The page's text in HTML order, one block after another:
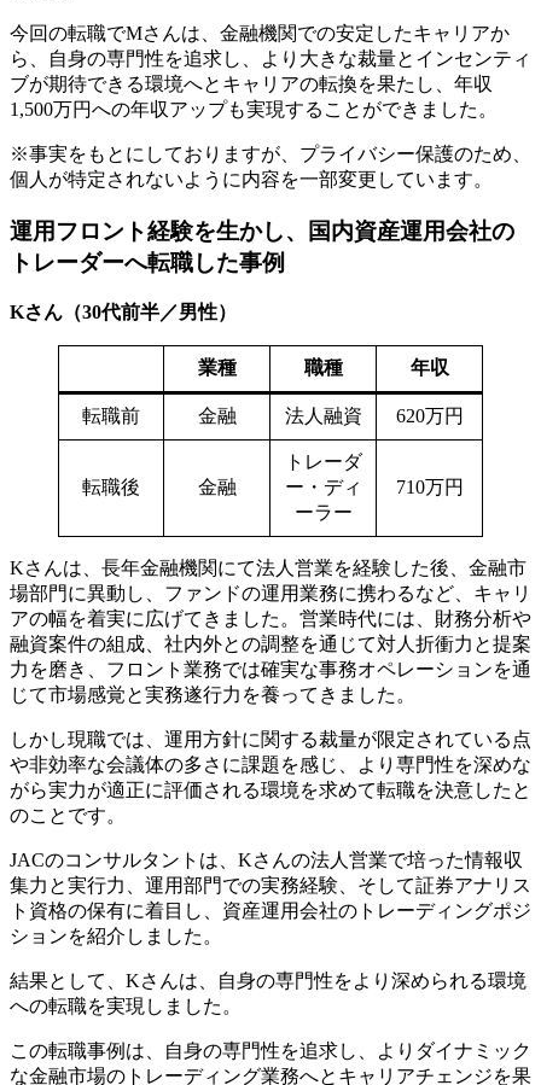
今回の転職でMさんは、金融機関での安定したキャリアか
ら、自身の専門性を追求し、より大きな裁量とインセンティ
ブが期待できる環境へとキャリアの転換を果たし、年収
1,500万円への年収アップも実現することができました。
※事実をもとにしておりますが、プライバシー保護のため、
個人が特定されないように内容を一部変更しています。
運用フロント経験を生かし、国内資産運用会社の
トレーダーへ転職した事例
Kさん（30代前半／男性）
業種 職種 年収
転職前 金融 法人融資 620万円
転職後 金融
トレーダ
ー・ディ
ーラー
710万円
Kさんは、長年金融機関にて法人営業を経験した後、金融市
場部門に異動し、ファンドの運用業務に携わるなど、キャリ
アの幅を着実に広げてきました。営業時代には、財務分析や
融資案件の組成、社内外との調整を通じて対人折衝力と提案
力を磨き、フロント業務では確実な事務オペレーションを通
じて市場感覚と実務遂行力を養ってきました。
しかし現職では、運用方針に関する裁量が限定されている点
や非効率な会議体の多さに課題を感じ、より専門性を深めな
がら実力が適正に評価される環境を求めて転職を決意したと
のことです。
JACのコンサルタントは、Kさんの法人営業で培った情報収
集力と実行力、運用部門での実務経験、そして証券アナリス
ト資格の保有に着目し、資産運用会社のトレーディングポジ
ションを紹介しました。
結果として、Kさんは、自身の専門性をより深められる環境
への転職を実現しました。
この転職事例は、自身の専門性を追求し、よりダイナミック
な金融市場のトレーディング業務へとキャリアチェンジを果